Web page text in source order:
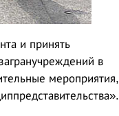
и принять
в
мероприятия,